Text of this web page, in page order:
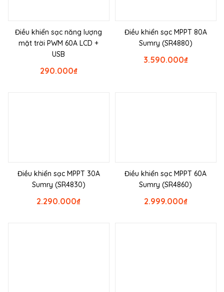
Điều khiển sạc năng lượng
mặt trời PWM 60A LCD +
USB
₫
290.000
Điều khiển sạc MPPT 80A
Sumry (SR4880)
₫
3.590.000
Điều khiển sạc MPPT 30A
Sumry (SR4830)
₫
2.290.000
Điều khiển sạc MPPT 60A
Sumry (SR4860)
₫
2.999.000